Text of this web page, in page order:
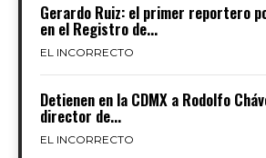
Gerardo Ruiz: el primer reportero
en el Registro de...
EL INCORRECTO
Detienen en la CDMX a Rodolfo
director de...
EL INCORRECTO